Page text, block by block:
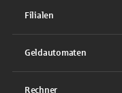
Filialen
Geldautomaten
Rechner